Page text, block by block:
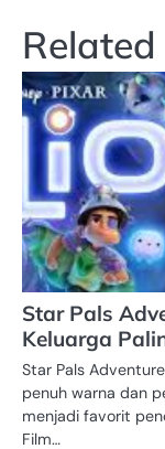
navigation
Star Pals
Keluarga
Star Pals
penuh warna dan
menjadi favorit
Film…